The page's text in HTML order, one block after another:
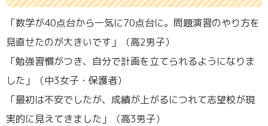
「数学が40点台から一気に70点台に。問題演習のやり方を
見直せたのが大きいです」（高2男子）
「勉強習慣がつき、自分で計画を立てられるようになりま
した」（中3女子・保護者）
「最初は不安でしたが、成績が上がるにつれて志望校が現
実的に見えてきました」（高3男子）